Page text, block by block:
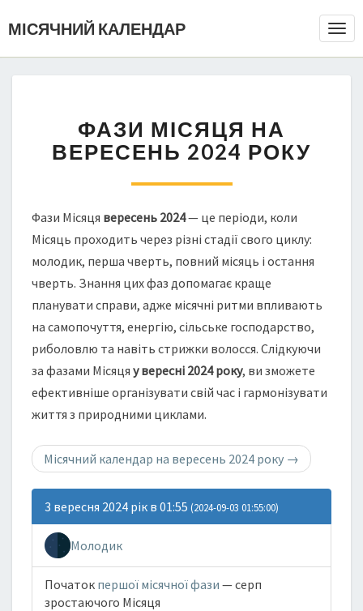
МІСЯЧНИЙ КАЛЕНДАР
ФАЗИ МІСЯЦЯ НА
ВЕРЕСЕНЬ 2024 РОКУ
Фази Місяця вересень 2024— це періоди, коли
Місяць проходить через різні стадії свого циклу:
молодик, перша чверть, повний місяць і остання
чверть. Знання цих фаз допомагає краще
планувати справи, адже місячні ритми впливають
на самопочуття, енергію, сільське господарство,
риболовлю та навіть стрижки волосся. Слідкуючи
за фазами Місяця у вересні 2024 року, ви зможете
ефективніше організувати свій час і гармонізувати
життя з природними циклами.
Місячний календар на вересень 2024 року →
3 вересня 2024 рік в 01:55 (2024-09-03 01:55:00)
Молодик
Початок першої місячної фази — серп
зростаючого Місяця